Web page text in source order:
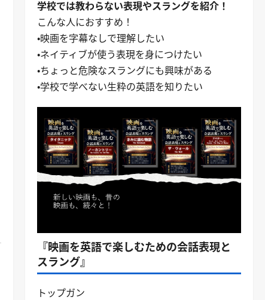
学校では教わらない表現やスラングを紹介！
こんな人におすすめ！
・映画を字幕なしで理解したい
・ネイティブが使う表現を身につけたい
・ちょっと危険なスラングにも興味がある
・学校で学べない生粋の英語を知りたい
『映画を英語で楽しむための会話表現と
スラング』
トップガン